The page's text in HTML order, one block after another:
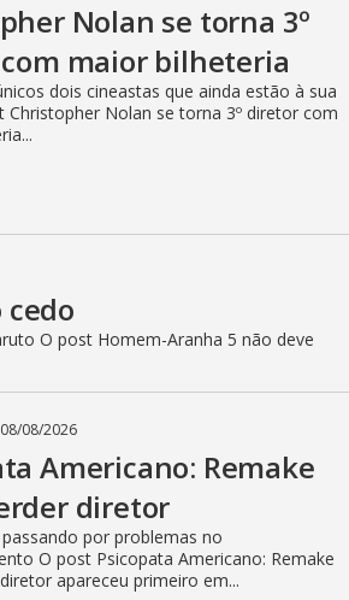
Nolan se torna 3º
maior bilheteria
dois cineastas que ainda estão à sua
Christopher Nolan se torna 3º diretor com
O post Homem-Aranha 5 não deve
08/08/2026
Americano: Remake
diretor
por problemas no
O post Psicopata Americano: Remake
apareceu primeiro em...